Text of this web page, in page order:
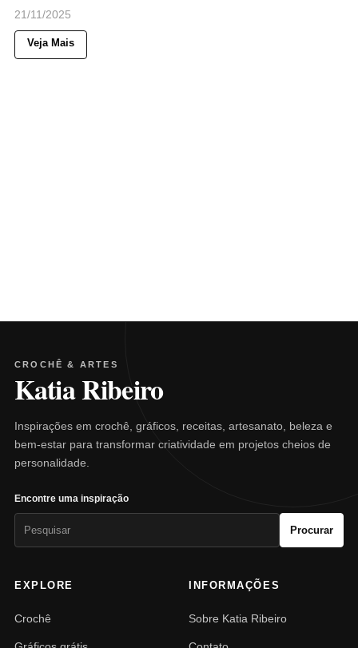
21/11/2025
Veja Mais
CROCHÊ & ARTES
Katia Ribeiro
Inspirações em crochê, gráficos, receitas, artesanato, beleza e
bem-estar para transformar criatividade em projetos cheios de
personalidade.
Encontre uma inspiração
Procurar
EXPLORE
Crochê
INFORMAÇÕES
Sobre Katia Ribeiro